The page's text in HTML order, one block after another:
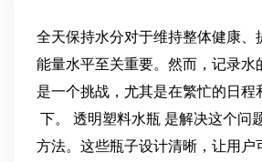
全天保持水分对于维持整体健康、
能量水平至关重要。然而，记录水
是一个挑战，尤其是在繁忙的日
下。 透明塑料水瓶 是解决这个问
方法。这些瓶子设计清晰，让用户